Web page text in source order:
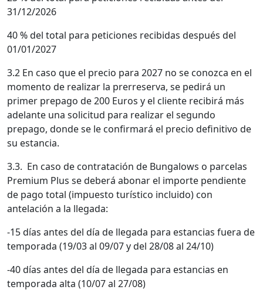
31/12/2026
40 % del total para peticiones recibidas después del
01/01/2027
3.2 En caso que el precio para 2027 no se conozca en el
momento de realizar la prerreserva, se pedirá un
primer prepago de 200 Euros y el cliente recibirá más
adelante una solicitud para realizar el segundo
prepago, donde se le confirmará el precio definitivo de
su estancia.
3.3. En caso de contratación de Bungalows o parcelas
Premium Plus se deberá abonar el importe pendiente
de pago total (impuesto turístico incluido) con
antelación a la llegada:
-15 días antes del día de llegada para estancias fuera de
temporada (19/03 al 09/07 y del 28/08 al 24/10)
-40 días antes del día de llegada para estancias en
temporada alta (10/07 al 27/08)